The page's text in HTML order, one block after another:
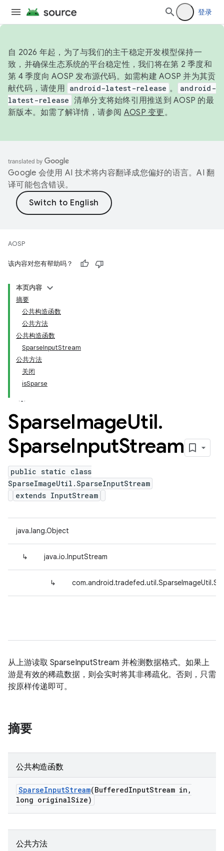
登录
自 2026 年起，为了与我们的主干稳定开发模型保持一
致，并确保生态系统的平台稳定性，我们将在第 2 季度和
第 4 季度向 AOSP 发布源代码。如需构建 AOSP 并为其贡
献代码，请使用 android-latest-release 。
android-
latest-release 清单分支将始终引用推送到 AOSP 的最
新版本。如需了解详情，请参阅 AOSP 变更。
Google 会使用 AI 技术将内容翻译成您偏好的语言。AI 翻
译可能包含错误。
AOSP
该内容对您有帮助吗？
本页内容
摘要
公共构造函数
公共方法
公共构造函数
SparseInputStream
公共方法
关闭
isSparse
SparseImageUtil.
SparseInputStream
public static class
SparseImageUtil.SparseInputStream
extends InputStream
java.lang.Object
↳ java.io.InputStream
↳
从上游读取 SparseInputStream 并检测数据格式。如果上
游是有效的稀疏数据，则会实时将其非稀疏化。否则，只需
按原样传递即可。
摘要
公共构造函数
SparseInputStream(BufferedInputStream in ,
long originalSize)
公共方法